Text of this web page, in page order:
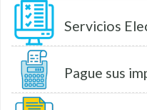
Servicios
Pague sus